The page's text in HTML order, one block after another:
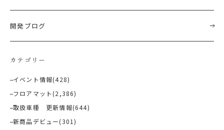
開発ブログ
カテゴリー
イベント情報(428)
フロアマット (2,386)
取扱車種 更新情報(644)
新商品デビュー(301)